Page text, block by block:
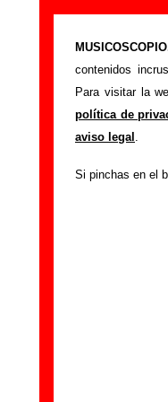
contenidos
Para visitar la
política de
aviso legal .
Si pinchas en el
Sidonie -
Portada >Sidonie
Si tienes
siguiente
colaboración.
Nombre: